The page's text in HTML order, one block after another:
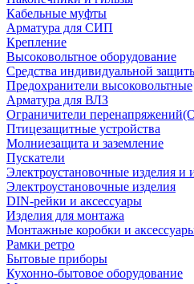
Кабельные муфты
Арматура для СИП
Крепление
Высоковольтное оборудование
Средства индивидуальной
Предохранители высоковольтные
Арматура для ВЛЗ
Ограничители
Птицезащитные устройства
Молниезащита и заземление
Пускатели
Электроустановочные изделия и
Электроустановочные изделия
DIN-рейки и аксессуары
Изделия для монтажа
Монтажные коробки и
Рамки ретро
Бытовые приборы
Кухонно-бытовое оборудование